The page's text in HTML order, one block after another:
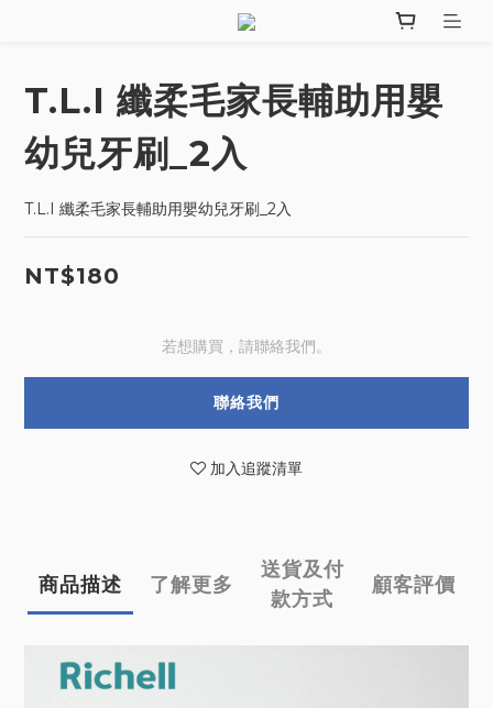
T.L.I 纖柔毛家長輔助用嬰
幼兒牙刷_2入
T.L.I 纖柔毛家長輔助用嬰幼兒牙刷_2入
NT$180
若想購買，請聯絡我們。
聯絡我們
加入追蹤清單
商品描述 了解更多
送貨及付
款方式
顧客評價